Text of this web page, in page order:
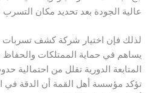
عالية الجودة بعد تحديد مكان
لذلك فإن اختيار شركة كشف تسربات
يساهم في حماية الممتلكات والحفاظ
المتابعة الدورية تقلل من احتمالية
تؤكد مؤسسة أهل القمة أن الدقة